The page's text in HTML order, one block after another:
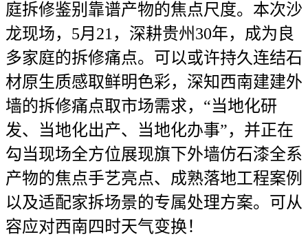
庭拆修鉴别靠谱产物的焦点尺度。本次沙
龙现场，5月21，深耕贵州30年，成为良
多家庭的拆修痛点。可以或许持久连结石
材原生质感取鲜明色彩，深知西南建建外
墙的拆修痛点取市场需求，“当地化研
发、当地化出产、当地化办事”，并正在
勾当现场全方位展现旗下外墙仿石漆全系
产物的焦点手艺亮点、成熟落地工程案例
以及适配家拆场景的专属处理方案。可从
容应对西南四时天气变换！